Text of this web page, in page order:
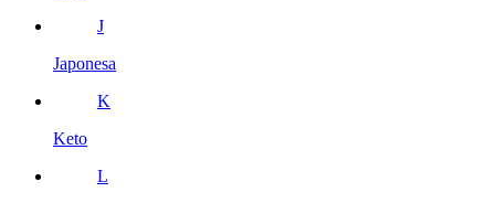
J
Japonesa
K
Keto
L